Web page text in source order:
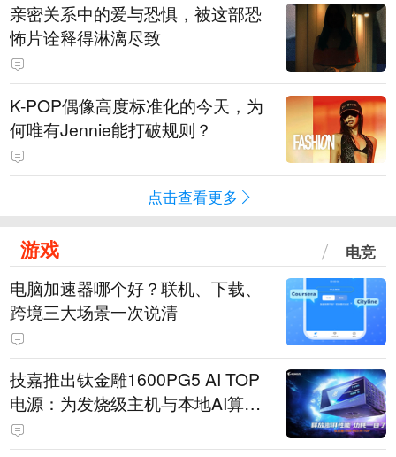
亲密关系中的爱与恐惧，被这部恐
怖片诠释得淋漓尽致
K-POP偶像高度标准化的今天，为
何唯有Jennie能打破规则？
点击查看更多
游戏 电竞
电脑加速器哪个好？联机、下载、
跨境三大场景一次说清
技嘉推出钛金雕1600PG5 AI TOP
电源：为发烧级主机与本地AI算力
打造旗舰供电方案